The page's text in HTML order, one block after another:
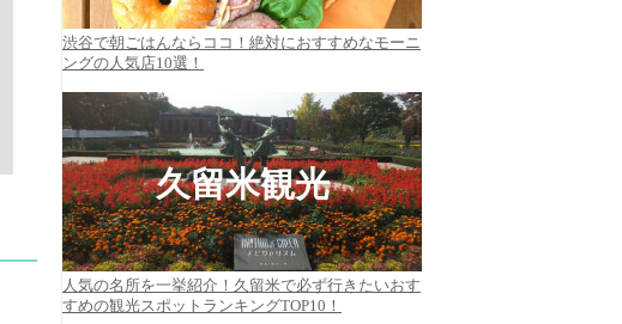
渋谷で朝ごはんならココ！絶対におすすめなモーニ
ングの人気店10選！
久留米観光
人気の名所を一挙紹介！久留米で必ず行きたいおす
すめの観光スポットランキングTOP10！